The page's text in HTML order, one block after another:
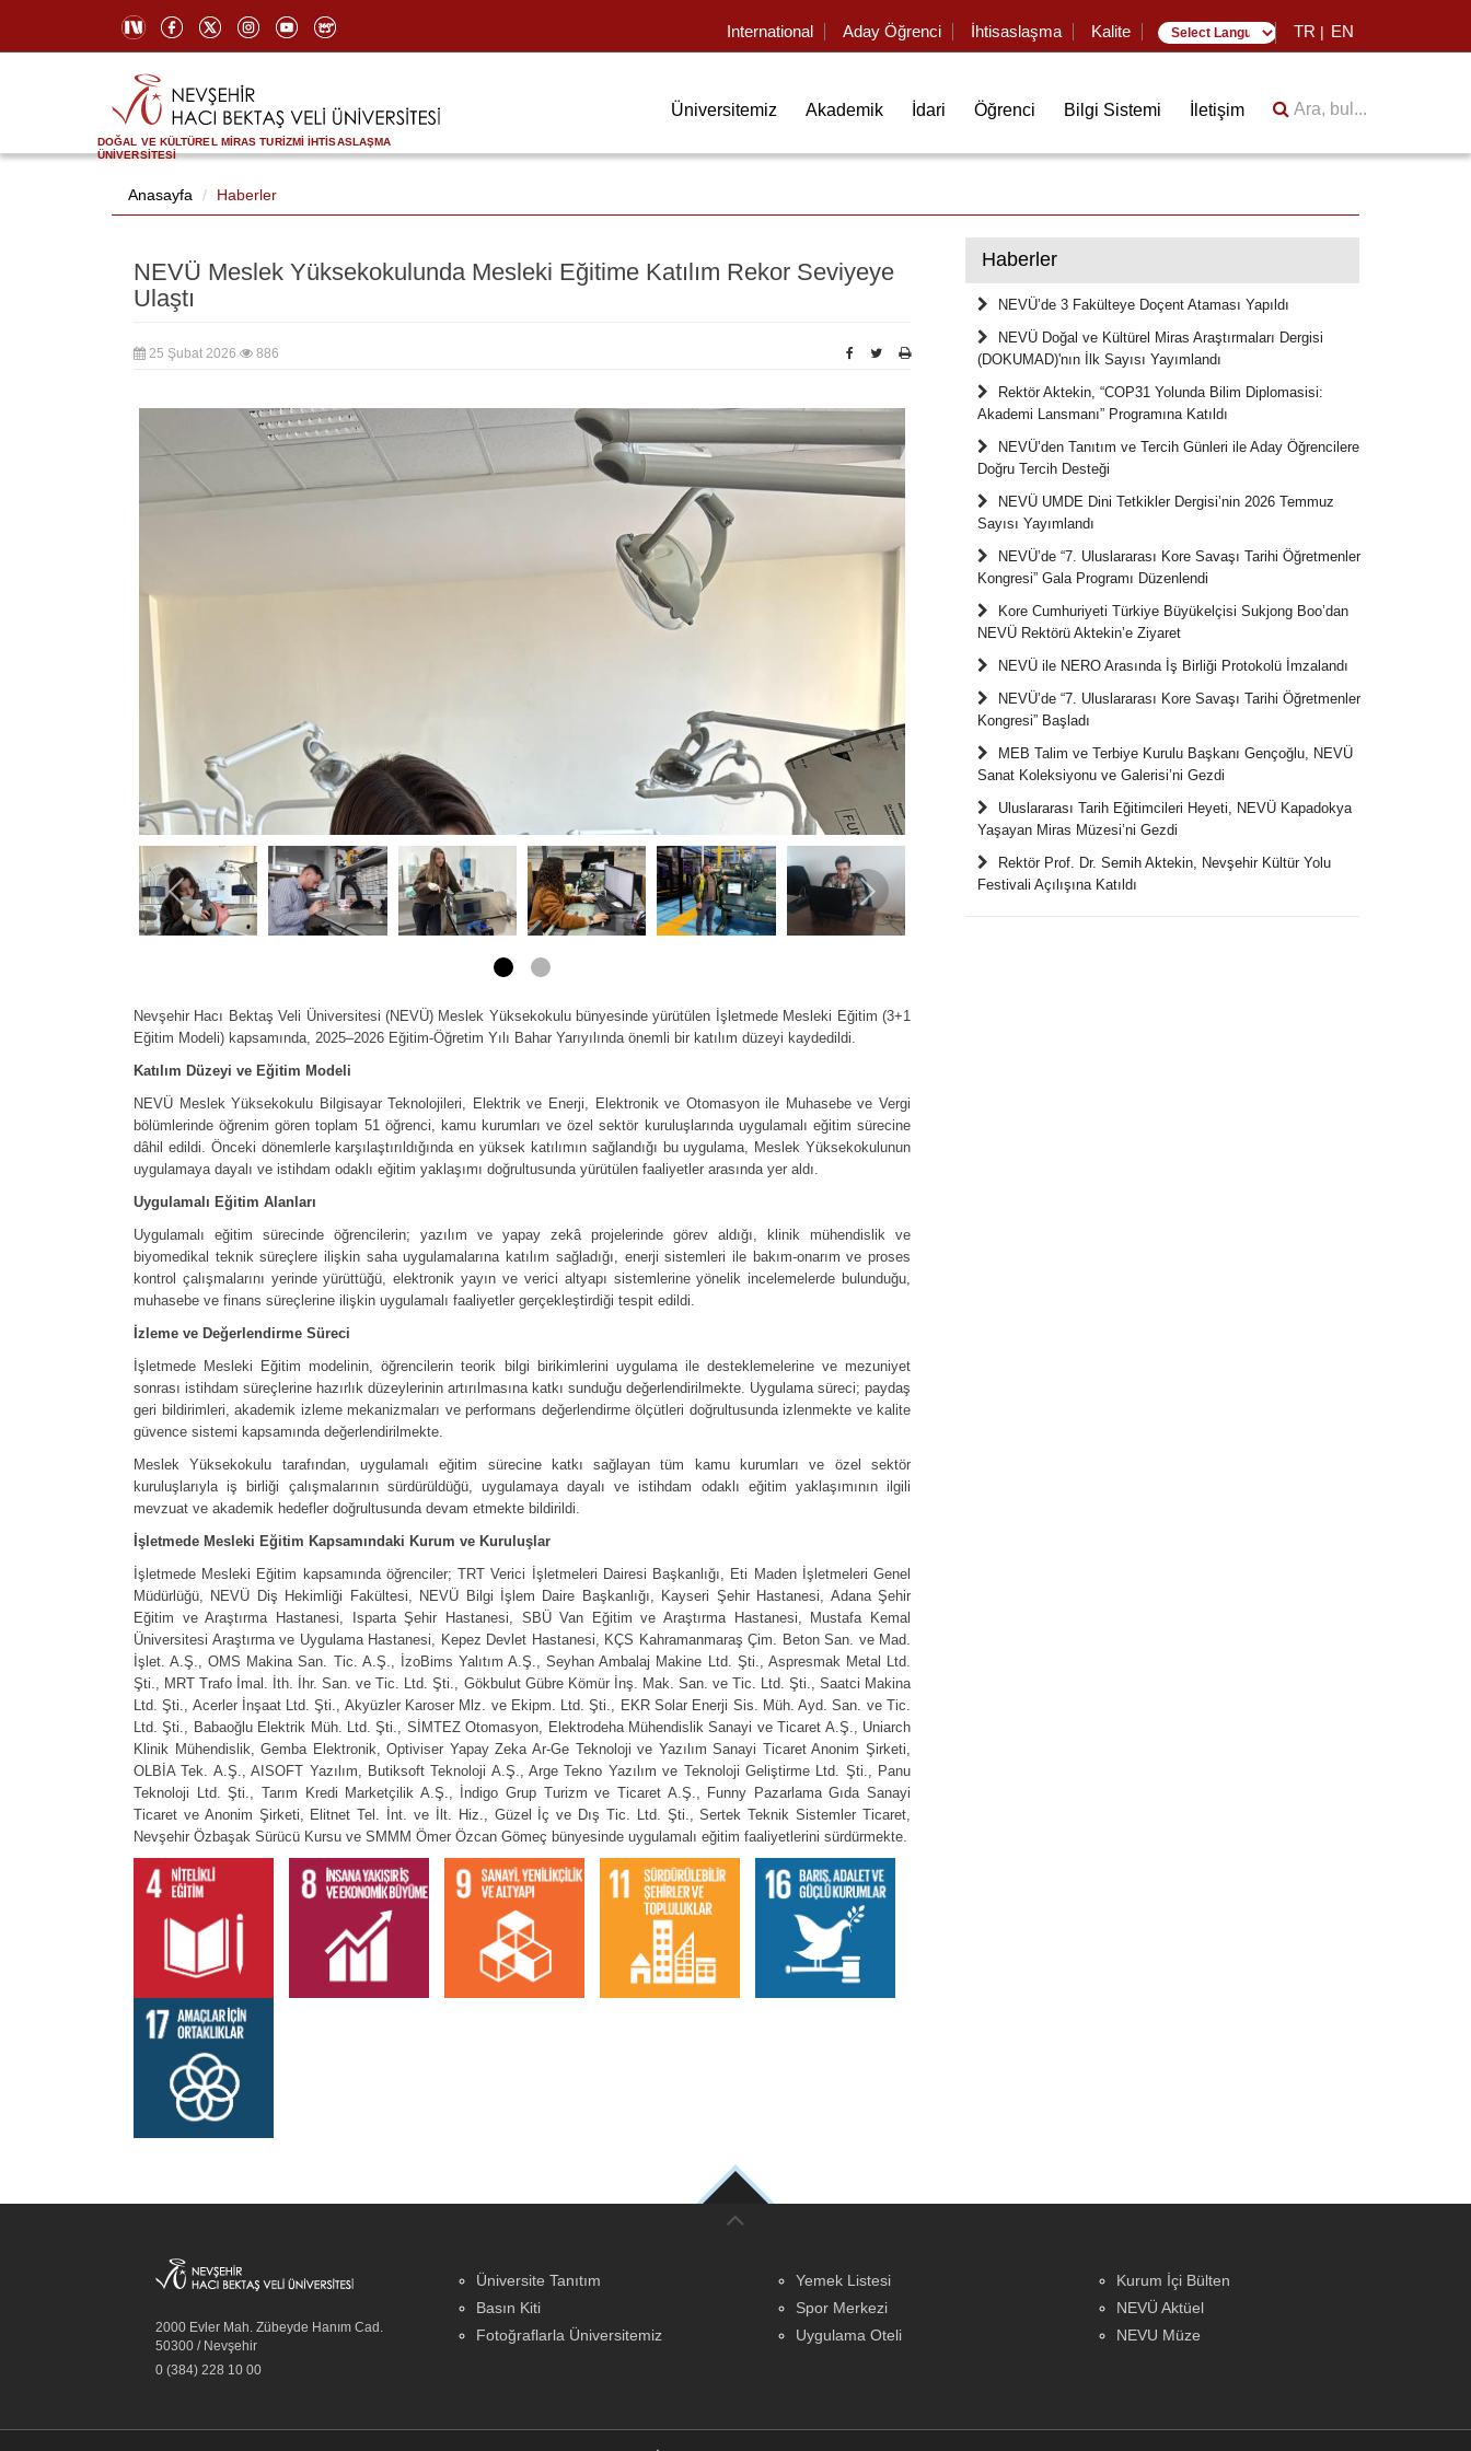
International Aday Öğrenci İhtisaslaşma Kalite TR | EN
DOĞAL VE KÜLTÜREL MİRAS TURİZMİ İHTİSASLAŞMA
ÜNİVERSİTESİ
Üniversitemiz Akademik İdari Öğrenci Bilgi Sistemi İletişim Ara, bul...
Anasayfa Haberler
NEVÜ Meslek Yüksekokulunda Mesleki Eğitime Katılım Rekor Seviyeye
Ulaştı
25 Şubat 2026 886
Nevşehir Hacı Bektaş Veli Üniversitesi (NEVÜ) Meslek Yüksekokulu bünyesinde yürütülen İşletmede Mesleki Eğitim (3+1
Eğitim Modeli) kapsamında, 2025–2026 Eğitim-Öğretim Yılı Bahar Yarıyılında önemli bir katılım düzeyi kaydedildi.
Katılım Düzeyi ve Eğitim Modeli
NEVÜ Meslek Yüksekokulu Bilgisayar Teknolojileri, Elektrik ve Enerji, Elektronik ve Otomasyon ile Muhasebe ve Vergi
bölümlerinde öğrenim gören toplam 51 öğrenci, kamu kurumları ve özel sektör kuruluşlarında uygulamalı eğitim sürecine
dâhil edildi. Önceki dönemlerle karşılaştırıldığında en yüksek katılımın sağlandığı bu uygulama, Meslek Yüksekokulunun
uygulamaya dayalı ve istihdam odaklı eğitim yaklaşımı doğrultusunda yürütülen faaliyetler arasında yer aldı.
Uygulamalı Eğitim Alanları
Uygulamalı eğitim sürecinde öğrencilerin; yazılım ve yapay zekâ projelerinde görev aldığı, klinik mühendislik ve
biyomedikal teknik süreçlere ilişkin saha uygulamalarına katılım sağladığı, enerji sistemleri ile bakım-onarım ve proses
kontrol çalışmalarını yerinde yürüttüğü, elektronik yayın ve verici altyapı sistemlerine yönelik incelemelerde bulunduğu,
muhasebe ve finans süreçlerine ilişkin uygulamalı faaliyetler gerçekleştirdiği tespit edildi.
İzleme ve Değerlendirme Süreci
İşletmede Mesleki Eğitim modelinin, öğrencilerin teorik bilgi birikimlerini uygulama ile desteklemelerine ve mezuniyet
sonrası istihdam süreçlerine hazırlık düzeylerinin artırılmasına katkı sunduğu değerlendirilmekte. Uygulama süreci; paydaş
geri bildirimleri, akademik izleme mekanizmaları ve performans değerlendirme ölçütleri doğrultusunda izlenmekte ve kalite
güvence sistemi kapsamında değerlendirilmekte.
Meslek Yüksekokulu tarafından, uygulamalı eğitim sürecine katkı sağlayan tüm kamu kurumları ve özel sektör
kuruluşlarıyla iş birliği çalışmalarının sürdürüldüğü, uygulamaya dayalı ve istihdam odaklı eğitim yaklaşımının ilgili
mevzuat ve akademik hedefler doğrultusunda devam etmekte bildirildi.
İşletmede Mesleki Eğitim Kapsamındaki Kurum ve Kuruluşlar
İşletmede Mesleki Eğitim kapsamında öğrenciler; TRT Verici İşletmeleri Dairesi Başkanlığı, Eti Maden İşletmeleri Genel
Müdürlüğü, NEVÜ Diş Hekimliği Fakültesi, NEVÜ Bilgi İşlem Daire Başkanlığı, Kayseri Şehir Hastanesi, Adana Şehir
Eğitim ve Araştırma Hastanesi, Isparta Şehir Hastanesi, SBÜ Van Eğitim ve Araştırma Hastanesi, Mustafa Kemal
Üniversitesi Araştırma ve Uygulama Hastanesi, Kepez Devlet Hastanesi, KÇS Kahramanmaraş Çim. Beton San. ve Mad.
İşlet. A.Ş., OMS Makina San. Tic. A.Ş., İzoBims Yalıtım A.Ş., Seyhan Ambalaj Makine Ltd. Şti., Aspresmak Metal Ltd.
Şti., MRT Trafo İmal. İth. İhr. San. ve Tic. Ltd. Şti., Gökbulut Gübre Kömür İnş. Mak. San. ve Tic. Ltd. Şti., Saatci Makina
Ltd. Şti., Acerler İnşaat Ltd. Şti., Akyüzler Karoser Mlz. ve Ekipm. Ltd. Şti., EKR Solar Enerji Sis. Müh. Ayd. San. ve Tic.
Ltd. Şti., Babaoğlu Elektrik Müh. Ltd. Şti., SİMTEZ Otomasyon, Elektrodeha Mühendislik Sanayi ve Ticaret A.Ş., Uniarch
Klinik Mühendislik, Gemba Elektronik, Optiviser Yapay Zeka Ar-Ge Teknoloji ve Yazılım Sanayi Ticaret Anonim Şirketi,
OLBİA Tek. A.Ş., AISOFT Yazılım, Butiksoft Teknoloji A.Ş., Arge Tekno Yazılım ve Teknoloji Geliştirme Ltd. Şti., Panu
Teknoloji Ltd. Şti., Tarım Kredi Marketçilik A.Ş., İndigo Grup Turizm ve Ticaret A.Ş., Funny Pazarlama Gıda Sanayi
Ticaret ve Anonim Şirketi, Elitnet Tel. İnt. ve İlt. Hiz., Güzel İç ve Dış Tic. Ltd. Şti., Sertek Teknik Sistemler Ticaret,
Nevşehir Özbaşak Sürücü Kursu ve SMMM Ömer Özcan Gömeç bünyesinde uygulamalı eğitim faaliyetlerini sürdürmekte.
Haberler
NEVÜ’de 3 Fakülteye Doçent Ataması Yapıldı
NEVÜ Doğal ve Kültürel Miras Araştırmaları Dergisi
(DOKUMAD)'nın İlk Sayısı Yayımlandı
Rektör Aktekin, “COP31 Yolunda Bilim Diplomasisi:
Akademi Lansmanı” Programına Katıldı
NEVÜ’den Tanıtım ve Tercih Günleri ile Aday Öğrencilere
Doğru Tercih Desteği
NEVÜ UMDE Dini Tetkikler Dergisi’nin 2026 Temmuz
Sayısı Yayımlandı
NEVÜ’de “7. Uluslararası Kore Savaşı Tarihi Öğretmenler
Kongresi” Gala Programı Düzenlendi
Kore Cumhuriyeti Türkiye Büyükelçisi Sukjong Boo’dan
NEVÜ Rektörü Aktekin’e Ziyaret
NEVÜ ile NERO Arasında İş Birliği Protokolü İmzalandı
NEVÜ’de “7. Uluslararası Kore Savaşı Tarihi Öğretmenler
Kongresi” Başladı
MEB Talim ve Terbiye Kurulu Başkanı Gençoğlu, NEVÜ
Sanat Koleksiyonu ve Galerisi’ni Gezdi
Uluslararası Tarih Eğitimcileri Heyeti, NEVÜ Kapadokya
Yaşayan Miras Müzesi’ni Gezdi
Rektör Prof. Dr. Semih Aktekin, Nevşehir Kültür Yolu
Festivali Açılışına Katıldı
2000 Evler Mah. Zübeyde Hanım Cad.
50300 / Nevşehir
0 (384) 228 10 00
Üniversite Tanıtım
Basın Kiti
Fotoğraflarla Üniversitemiz
Yemek Listesi
Spor Merkezi
Uygulama Oteli
Kurum İçi Bülten
NEVÜ Aktüel
NEVU Müze